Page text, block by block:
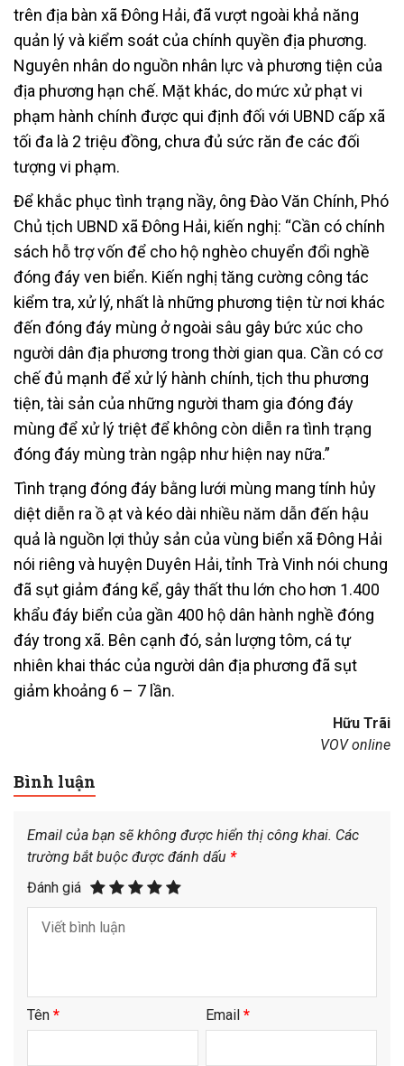
trên địa bàn xã Đông Hải, đã vượt ngoài khả năng
quản lý và kiểm soát của chính quyền địa phương.
Nguyên nhân do nguồn nhân lực và phương tiện của
địa phương hạn chế. Mặt khác, do mức xử phạt vi
phạm hành chính được qui định đối với UBND cấp xã
tối đa là 2 triệu đồng, chưa đủ sức răn đe các đối
tượng vi phạm.
Để khắc phục tình trạng nầy, ông Đào Văn Chính, Phó
Chủ tịch UBND xã Đông Hải, kiến nghị: “Cần có chính
sách hỗ trợ vốn để cho hộ nghèo chuyển đổi nghề
đóng đáy ven biển. Kiến nghị tăng cường công tác
kiểm tra, xử lý, nhất là những phương tiện từ nơi khác
đến đóng đáy mùng ở ngoài sâu gây bức xúc cho
người dân địa phương trong thời gian qua. Cần có cơ
chế đủ mạnh để xử lý hành chính, tịch thu phương
tiện, tài sản của những người tham gia đóng đáy
mùng để xử lý triệt để không còn diễn ra tình trạng
đóng đáy mùng tràn ngập như hiện nay nữa.”
Tình trạng đóng đáy bằng lưới mùng mang tính hủy
diệt diễn ra ồ ạt và kéo dài nhiều năm dẫn đến hậu
quả là nguồn lợi thủy sản của vùng biển xã Đông Hải
nói riêng và huyện Duyên Hải, tỉnh Trà Vinh nói chung
đã sụt giảm đáng kể, gây thất thu lớn cho hơn 1.400
khẩu đáy biển của gần 400 hộ dân hành nghề đóng
đáy trong xã. Bên cạnh đó, sản lượng tôm, cá tự
nhiên khai thác của người dân địa phương đã sụt
giảm khoảng 6 – 7 lần.
Hữu Trãi
VOV online
Bình luận
Email của bạn sẽ không được hiển thị công khai. Các
trường bắt buộc được đánh dấu *
Đánh giá
Tên * Email *